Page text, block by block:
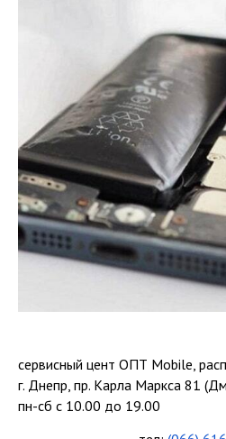
сервисный цент ОПТ Mobile,
г. Днепр, пр. Карла Маркса 81
пн-сб с 10.00 до 19.00